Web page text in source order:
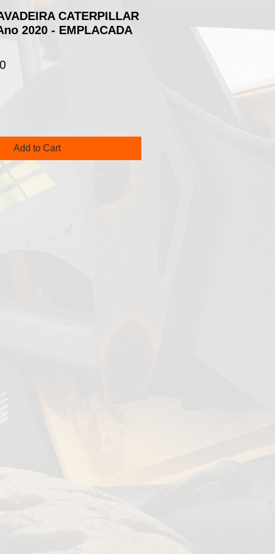
CATERPILLAR
2020 - EMPLACADA
Price
Add to Cart